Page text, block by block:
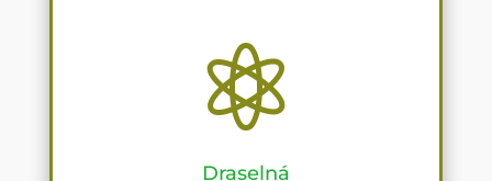

Draselná